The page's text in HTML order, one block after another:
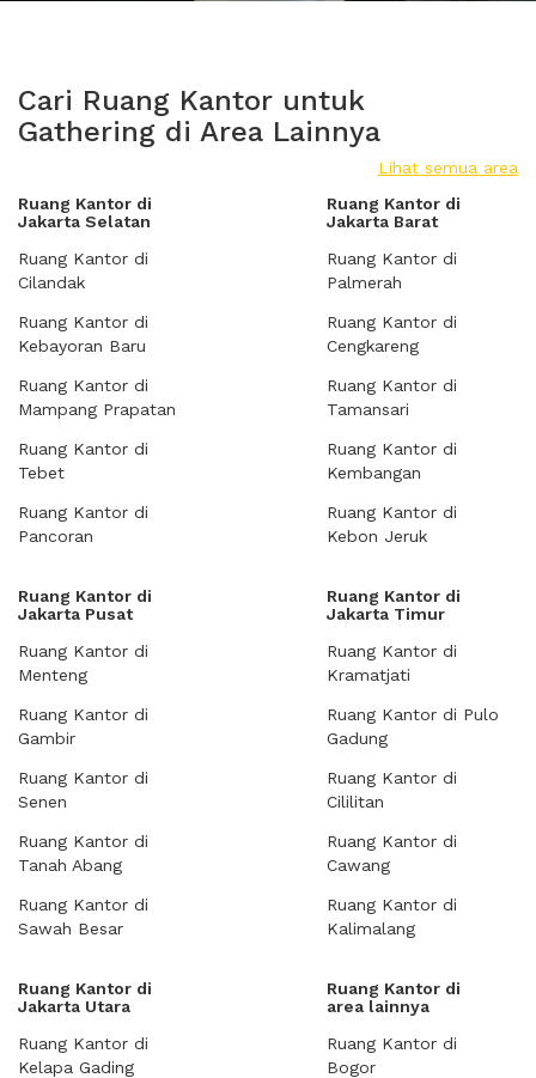
Cari Ruang Kantor untuk
Gathering di Area Lainnya
Lihat semua area
Ruang Kantor di
Jakarta Selatan
Ruang Kantor di
Cilandak
Ruang Kantor di
Kebayoran Baru
Ruang Kantor di
Mampang Prapatan
Ruang Kantor di
Tebet
Ruang Kantor di
Pancoran
Ruang Kantor di
Jakarta Barat
Ruang Kantor di
Palmerah
Ruang Kantor di
Cengkareng
Ruang Kantor di
Tamansari
Ruang Kantor di
Kembangan
Ruang Kantor di
Kebon Jeruk
Ruang Kantor di
Jakarta Pusat
Ruang Kantor di
Menteng
Ruang Kantor di
Gambir
Ruang Kantor di
Senen
Ruang Kantor di
Tanah Abang
Ruang Kantor di
Sawah Besar
Ruang Kantor di
Jakarta Timur
Ruang Kantor di
Kramatjati
Ruang Kantor di Pulo
Gadung
Ruang Kantor di
Cililitan
Ruang Kantor di
Cawang
Ruang Kantor di
Kalimalang
Ruang Kantor di
Jakarta Utara
Ruang Kantor di
Kelapa Gading
Ruang Kantor di
area lainnya
Ruang Kantor di
Bogor